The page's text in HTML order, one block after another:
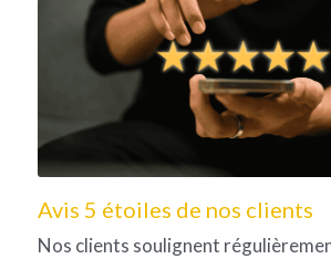
Avis 5 étoiles de nos clients
Nos clients soulignent